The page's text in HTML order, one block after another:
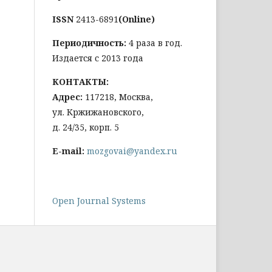
ISSN 2413-6891(Online)
Периодичность: 4 раза в год.
Издается с 2013 года
КОНТАКТЫ:
Адрес: 117218, Москва,
ул. Кржижановского,
д. 24/35, корп. 5
E-mail: mozgovai@yandex.ru
Open Journal Systems